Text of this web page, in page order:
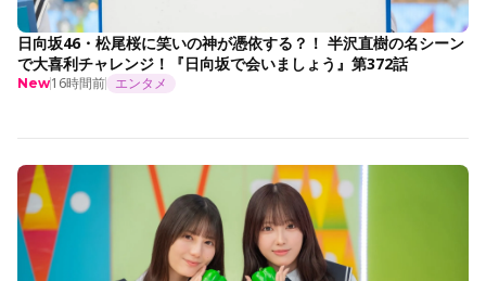
日向坂46・松尾桜に笑いの神が憑依する？！ 半沢直樹の名シーン
で大喜利チャレンジ！『日向坂で会いましょう』第372話
New16時間前 エンタメ